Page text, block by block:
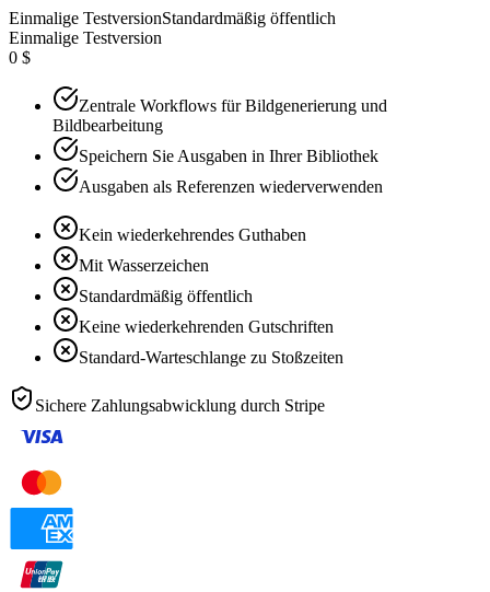
Einmalige TestversionStandardmäßig öffentlich
Einmalige Testversion
0 $
Zentrale Workflows für Bildgenerierung und
Bildbearbeitung
Speichern Sie Ausgaben in Ihrer Bibliothek
Ausgaben als Referenzen wiederverwenden
Kein wiederkehrendes Guthaben
Mit Wasserzeichen
Standardmäßig öffentlich
Keine wiederkehrenden Gutschriften
Standard-Warteschlange zu Stoßzeiten
Sichere Zahlungsabwicklung durch Stripe